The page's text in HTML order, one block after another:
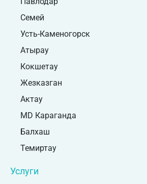
Семей
Усть-Каменогорск
Атырау
Кокшетау
Жезказган
Актау
MD Караганда
Балхаш
Темиртау
Услуги